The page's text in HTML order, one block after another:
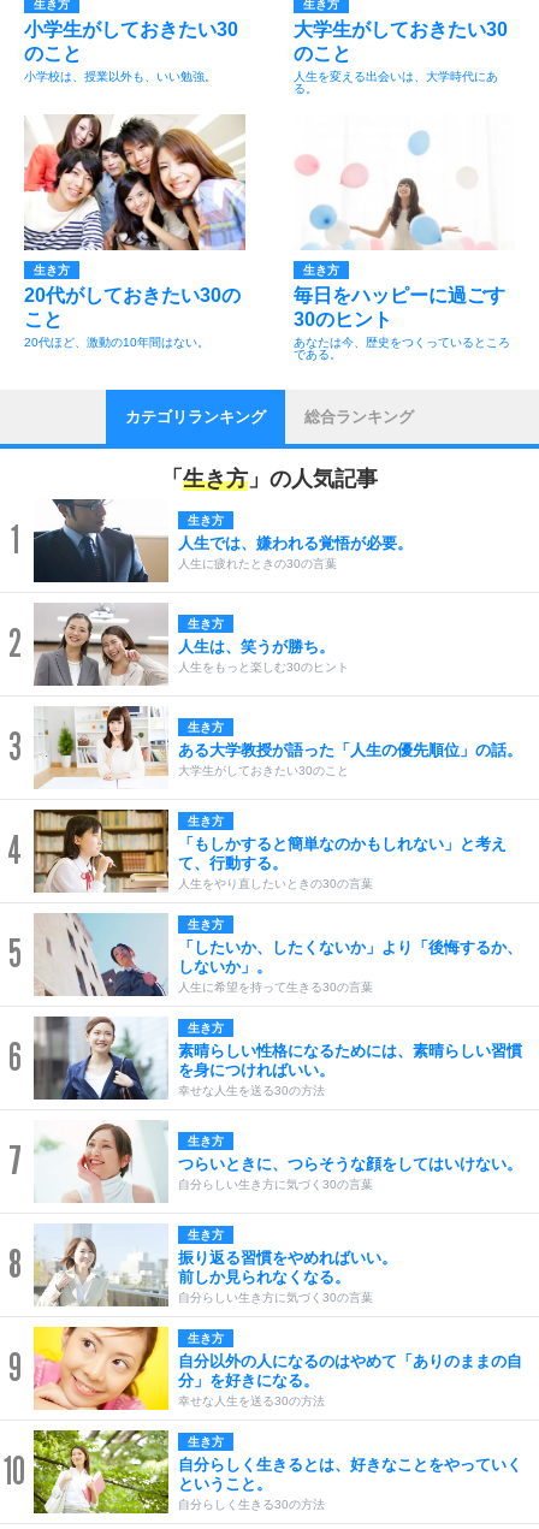
生き方
小学生がしておきたい30
のこと
小学校は、授業以外も、いい勉強。
生き方
大学生がしておきたい30
のこと
人生を変える出会いは、大学時代にあ
る。
生き方
20代がしておきたい30の
こと
20代ほど、激動の10年間はない。
生き方
毎日をハッピーに過ごす
30のヒント
あなたは今、歴史をつくっているところ
である。
カテゴリランキング 総合ランキング
「 生き方 」の人気記事
1 生き方
人生では、嫌われる覚悟が必要。
人生に疲れたときの30の言葉
2 生き方
人生は、笑うが勝ち。
人生をもっと楽しむ30のヒント
3 生き方
ある大学教授が語った「人生の優先順位」の話。
大学生がしておきたい30のこと
4
生き方
「もしかすると簡単なのかもしれない」と考え
て、行動する。
人生をやり直したいときの30の言葉
5
生き方
「したいか、したくないか」より「後悔するか、
しないか」。
人生に希望を持って生きる30の言葉
6
生き方
素晴らしい性格になるためには、素晴らしい習慣
を身につければいい。
幸せな人生を送る30の方法
7 生き方
つらいときに、つらそうな顔をしてはいけない。
自分らしい生き方に気づく30の言葉
8
生き方
振り返る習慣をやめればいい。
前しか見られなくなる。
自分らしい生き方に気づく30の言葉
9
生き方
自分以外の人になるのはやめて「ありのままの自
分」を好きになる。
幸せな人生を送る30の方法
10
生き方
自分らしく生きるとは、好きなことをやっていく
ということ。
自分らしく生きる30の方法